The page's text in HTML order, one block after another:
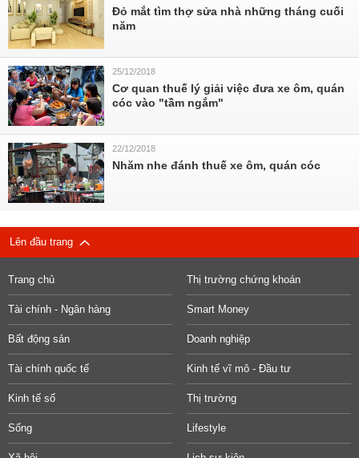
Đỏ mắt tìm thợ sửa nhà những tháng cuối
năm
25/12/2018
Cơ quan thuế lý giải việc đưa xe ôm, quán
cóc vào "tầm ngắm"
22/12/2018
Nhăm nhe đánh thuế xe ôm, quán cóc
Lên đầu trang
Trang chủ Thị trường chứng khoán
Tài chính - Ngân hàng Smart Money
Bất động sản Doanh nghiệp
Tài chính quốc tế Kinh tế vĩ mô - Đầu tư
Kinh tế số Thị trường
Sống Lifestyle